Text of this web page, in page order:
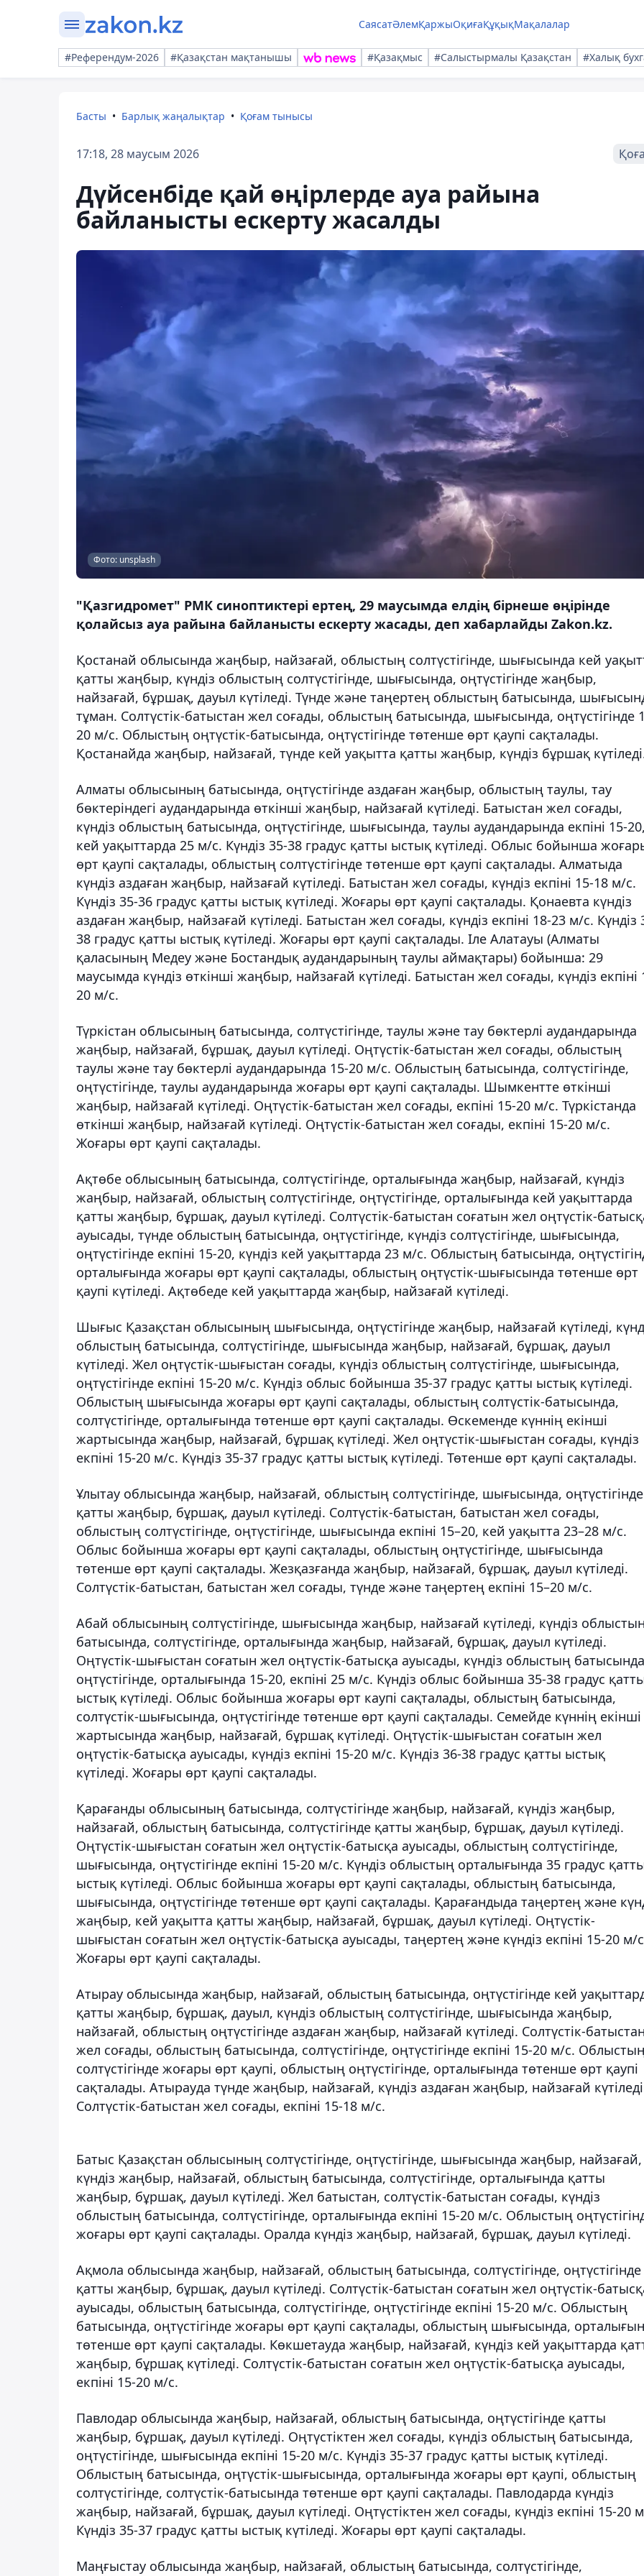
СаясатӘлемҚаржыОқиғаҚұқықМақалалар
#Референдум-2026 #Қазақстан мақтанышы #Қазақмыс #Салыстырмалы Қазақстан #Халық
Басты Барлық жаңалықтар Қоғам тынысы
17:18, 28 маусым 2026
Дүйсенбіде қай өңірлерде ауа райына
байланысты ескерту жасалды
Фото: unsplash
"Қазгидромет" РМК синоптиктері ертең, 29 маусымда елдің бірнеше өңірінде
қолайсыз ауа райына байланысты ескерту жасады, деп хабарлайды Zakon.kz.
Қостанай облысында жаңбыр, найзағай, облыстың солтүстігінде, шығысында кей
қатты жаңбыр, күндіз облыстың солтүстігінде, шығысында, оңтүстігінде жаңбыр,
найзағай, бұршақ, дауыл күтіледі. Түнде және таңертең облыстың батысында,
тұман. Солтүстік-батыстан жел соғады, облыстың батысында, шығысында, оңтүстігінде
20 м/с. Облыстың оңтүстік-батысында, оңтүстігінде төтенше өрт қаупі сақталады.
Қостанайда жаңбыр, найзағай, түнде кей уақытта қатты жаңбыр, күндіз бұршақ
Алматы облысының батысында, оңтүстігінде аздаған жаңбыр, облыстың таулы, тау
бөктеріндегі аудандарында өткінші жаңбыр, найзағай күтіледі. Батыстан жел соғады,
күндіз облыстың батысында, оңтүстігінде, шығысында, таулы аудандарында екпіні 15-
кей уақыттарда 25 м/с. Күндіз 35-38 градус қатты ыстық күтіледі. Облыс бойынша
өрт қаупі сақталады, облыстың солтүстігінде төтенше өрт қаупі сақталады. Алматыда
күндіз аздаған жаңбыр, найзағай күтіледі. Батыстан жел соғады, күндіз екпіні 15-18 м/с.
Күндіз 35-36 градус қатты ыстық күтіледі. Жоғары өрт қаупі сақталады. Қонаевта күндіз
аздаған жаңбыр, найзағай күтіледі. Батыстан жел соғады, күндіз екпіні 18-23 м/с. Күндіз
38 градус қатты ыстық күтіледі. Жоғары өрт қаупі сақталады. Іле Алатауы (Алматы
қаласының Медеу және Бостандық аудандарының таулы аймақтары) бойынша: 29
маусымда күндіз өткінші жаңбыр, найзағай күтіледі. Батыстан жел соғады, күндіз екпіні
20 м/с.
Түркістан облысының батысында, солтүстігінде, таулы және тау бөктерлі аудандарында
жаңбыр, найзағай, бұршақ, дауыл күтіледі. Оңтүстік-батыстан жел соғады, облыстың
таулы және тау бөктерлі аудандарында 15-20 м/с. Облыстың батысында, солтүстігінде,
оңтүстігінде, таулы аудандарында жоғары өрт қаупі сақталады. Шымкентте өткінші
жаңбыр, найзағай күтіледі. Оңтүстік-батыстан жел соғады, екпіні 15-20 м/с. Түркістанда
өткінші жаңбыр, найзағай күтіледі. Оңтүстік-батыстан жел соғады, екпіні 15-20 м/с.
Жоғары өрт қаупі сақталады.
Ақтөбе облысының батысында, солтүстігінде, орталығында жаңбыр, найзағай, күндіз
жаңбыр, найзағай, облыстың солтүстігінде, оңтүстігінде, орталығында кей уақыттарда
қатты жаңбыр, бұршақ, дауыл күтіледі. Солтүстік-батыстан соғатын жел оңтүстік-
ауысады, түнде облыстың батысында, оңтүстігінде, күндіз солтүстігінде, шығысында,
оңтүстігінде екпіні 15-20, күндіз кей уақыттарда 23 м/с. Облыстың батысында,
орталығында жоғары өрт қаупі сақталады, облыстың оңтүстік-шығысында төтенше өрт
қаупі күтіледі. Ақтөбеде кей уақыттарда жаңбыр, найзағай күтіледі.
Шығыс Қазақстан облысының шығысында, оңтүстігінде жаңбыр, найзағай күтіледі,
облыстың батысында, солтүстігінде, шығысында жаңбыр, найзағай, бұршақ, дауыл
күтіледі. Жел оңтүстік-шығыстан соғады, күндіз облыстың солтүстігінде, шығысында,
оңтүстігінде екпіні 15-20 м/с. Күндіз облыс бойынша 35-37 градус қатты ыстық күтіледі.
Облыстың шығысында жоғары өрт қаупі сақталады, облыстың солтүстік-батысында,
солтүстігінде, орталығында төтенше өрт қаупі сақталады. Өскеменде күннің екінші
жартысында жаңбыр, найзағай, бұршақ күтіледі. Жел оңтүстік-шығыстан соғады, күндіз
екпіні 15-20 м/с. Күндіз 35-37 градус қатты ыстық күтіледі. Төтенше өрт қаупі сақталады.
Ұлытау облысында жаңбыр, найзағай, облыстың солтүстігінде, шығысында, оңтүстігінде
қатты жаңбыр, бұршақ, дауыл күтіледі. Солтүстік-батыстан, батыстан жел соғады,
облыстың солтүстігінде, оңтүстігінде, шығысында екпіні 15–20, кей уақытта 23–28 м/с.
Облыс бойынша жоғары өрт қаупі сақталады, облыстың оңтүстігінде, шығысында
төтенше өрт қаупі сақталады. Жезқазғанда жаңбыр, найзағай, бұршақ, дауыл күтіледі.
Солтүстік-батыстан, батыстан жел соғады, түнде және таңертең екпіні 15–20 м/с.
Абай облысының солтүстігінде, шығысында жаңбыр, найзағай күтіледі, күндіз
батысында, солтүстігінде, орталығында жаңбыр, найзағай, бұршақ, дауыл күтіледі.
Оңтүстік-шығыстан соғатын жел оңтүстік-батысқа ауысады, күндіз облыстың
оңтүстігінде, орталығында 15-20, екпіні 25 м/с. Күндіз облыс бойынша 35-38 градус
ыстық күтіледі. Облыс бойынша жоғары өрт каупі сақталады, облыстың батысында,
солтүстік-шығысында, оңтүстігінде төтенше өрт қаупі сақталады. Семейде күннің екінші
жартысында жаңбыр, найзағай, бұршақ күтіледі. Оңтүстік-шығыстан соғатын жел
оңтүстік-батысқа ауысады, күндіз екпіні 15-20 м/с. Күндіз 36-38 градус қатты ыстық
күтіледі. Жоғары өрт қаупі сақталады.
Қарағанды облысының батысында, солтүстігінде жаңбыр, найзағай, күндіз жаңбыр,
найзағай, облыстың батысында, солтүстігінде қатты жаңбыр, бұршақ, дауыл күтіледі.
Оңтүстік-шығыстан соғатын жел оңтүстік-батысқа ауысады, облыстың солтүстігінде,
шығысында, оңтүстігінде екпіні 15-20 м/с. Күндіз облыстың орталығында 35 градус
ыстық күтіледі. Облыс бойынша жоғары өрт қаупі сақталады, облыстың батысында,
шығысында, оңтүстігінде төтенше өрт қаупі сақталады. Қарағандыда таңертең және
жаңбыр, кей уақытта қатты жаңбыр, найзағай, бұршақ, дауыл күтіледі. Оңтүстік-
шығыстан соғатын жел оңтүстік-батысқа ауысады, таңертең және күндіз екпіні 15-20 м/
Жоғары өрт қаупі сақталады.
Атырау облысында жаңбыр, найзағай, облыстың батысында, оңтүстігінде кей
қатты жаңбыр, бұршақ, дауыл, күндіз облыстың солтүстігінде, шығысында жаңбыр,
найзағай, облыстың оңтүстігінде аздаған жаңбыр, найзағай күтіледі. Солтүстік-
жел соғады, облыстың батысында, солтүстігінде, оңтүстігінде екпіні 15-20 м/с.
солтүстігінде жоғары өрт қаупі, облыстың оңтүстігінде, орталығында төтенше өрт қаупі
сақталады. Атырауда түнде жаңбыр, найзағай, күндіз аздаған жаңбыр, найзағай
Солтүстік-батыстан жел соғады, екпіні 15-18 м/с.
Батыс Қазақстан облысының солтүстігінде, оңтүстігінде, шығысында жаңбыр, найзағай,
күндіз жаңбыр, найзағай, облыстың батысында, солтүстігінде, орталығында қатты
жаңбыр, бұршақ, дауыл күтіледі. Жел батыстан, солтүстік-батыстан соғады, күндіз
облыстың батысында, солтүстігінде, орталығында екпіні 15-20 м/с. Облыстың
жоғары өрт қаупі сақталады. Оралда күндіз жаңбыр, найзағай, бұршақ, дауыл күтіледі.
Ақмола облысында жаңбыр, найзағай, облыстың батысында, солтүстігінде, оңтүстігінде
қатты жаңбыр, бұршақ, дауыл күтіледі. Солтүстік-батыстан соғатын жел оңтүстік-
ауысады, облыстың батысында, солтүстігінде, оңтүстігінде екпіні 15-20 м/с. Облыстың
батысында, оңтүстігінде жоғары өрт қаупі сақталады, облыстың шығысында,
төтенше өрт қаупі сақталады. Көкшетауда жаңбыр, найзағай, күндіз кей уақыттарда
жаңбыр, бұршақ күтіледі. Солтүстік-батыстан соғатын жел оңтүстік-батысқа ауысады,
екпіні 15-20 м/с.
Павлодар облысында жаңбыр, найзағай, облыстың батысында, оңтүстігінде қатты
жаңбыр, бұршақ, дауыл күтіледі. Оңтүстіктен жел соғады, күндіз облыстың батысында,
оңтүстігінде, шығысында екпіні 15-20 м/с. Күндіз 35-37 градус қатты ыстық күтіледі.
Облыстың батысында, оңтүстік-шығысында, орталығында жоғары өрт қаупі, облыстың
солтүстігінде, солтүстік-батысында төтенше өрт қаупі сақталады. Павлодарда күндіз
жаңбыр, найзағай, бұршақ, дауыл күтіледі. Оңтүстіктен жел соғады, күндіз екпіні 15-20
Күндіз 35-37 градус қатты ыстық күтіледі. Жоғары өрт қаупі сақталады.
Маңғыстау облысында жаңбыр, найзағай, облыстың батысында, солтүстігінде,